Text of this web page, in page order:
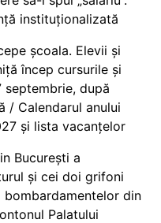
instituționalizată
școala. Elevii și
încep cursurile și
după
/ Calendarul anului
și lista vacanțelor
București a
și cei doi grifoni
bombardamentelor din
Palatului